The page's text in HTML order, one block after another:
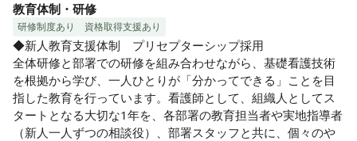
教育体制・研修
研修制度あり 資格取得支援あり
◆新人教育支援体制　プリセプターシップ採用
全体研修と部署での研修を組み合わせながら、基礎看護技術
を根拠から学び、一人ひとりが「分かってできる」ことを目
指した教育を行っています。看護師として、組織人としてス
タートとなる大切な1年を、各部署の教育担当者や実地指導者
（新人一人ずつの相談役）、部署スタッフと共に、個々のや